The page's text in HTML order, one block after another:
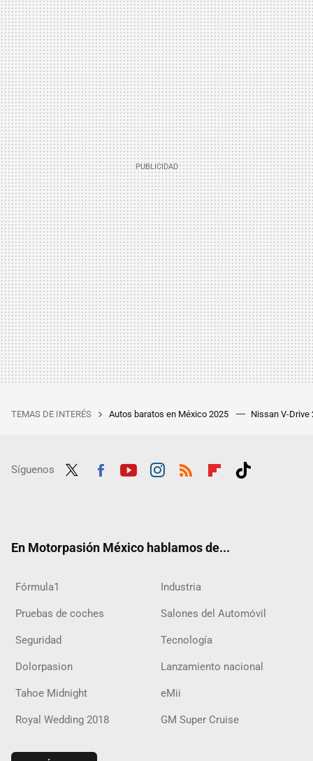
TEMAS DE INTERÉS Autos baratos en México 2025 Nissan V-Drive
Síguenos
En Motorpasión México hablamos de...
Fórmula1 Industria
Pruebas de coches Salones del Automóvil
Seguridad Tecnología
Dolorpasion Lanzamiento nacional
Tahoe Midnight eMii
Royal Wedding 2018 GM Super Cruise